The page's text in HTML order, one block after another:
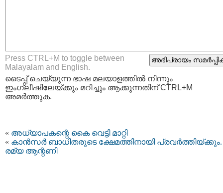
Press CTRL+M to toggle between
Malayalam and English.
ടൈപ്പ്‌ ചെയ്യുന്ന ഭാഷ മലയാളത്തില്‍ നിന്നും
ഇംഗ്ലീഷിലേയ്ക്കും മറിച്ചും ആക്കുന്നതിന് CTRL+M
അമര്‍ത്തുക.
« അധ്യാപകന്റെ കൈ വെട്ടി മാറ്റി
« കാന്‍സര്‍ ബാധിതരുടെ ക്ഷേമത്തിനായി പ്രവര്‍ത്തിയ്ക്കും.
രമ്യ ആന്റണി